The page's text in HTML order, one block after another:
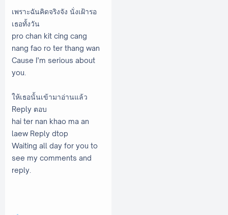
เพราะฉันคิดจริงจัง นั่งเฝ้ารอ
เธอทั้งวัน
pro chan kit cing cang
nang fao ro ter thang wan
Cause I’m serious about
you.
ให้เธอนั้นเข้ามาอ่านแล้ว
Reply ตอบ
hai ter nan khao ma an
laew Reply dtop
Waiting all day for you to
see my comments and
reply.